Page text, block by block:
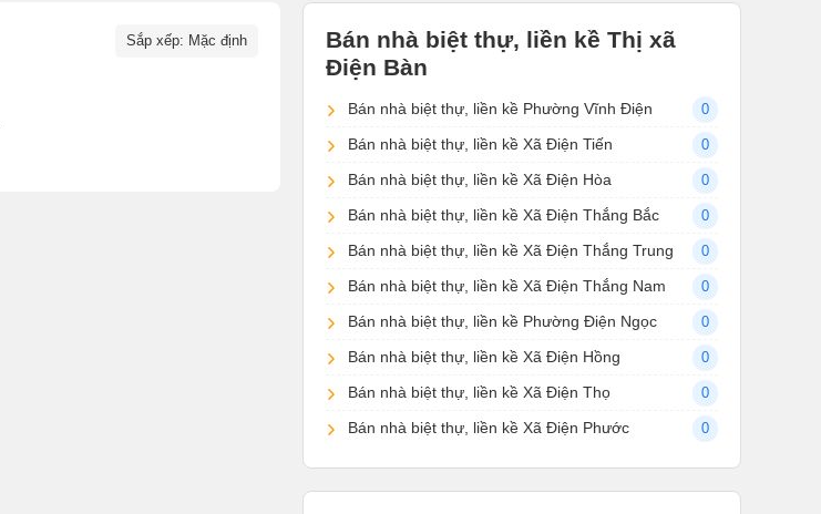
Sắp xếp: Mặc định
Bán nhà biệt thự, liền kề Thị xã
Điện Bàn
Bán nhà biệt thự, liền kề Phường Vĩnh Điện 0
Bán nhà biệt thự, liền kề Xã Điện Tiến 0
Bán nhà biệt thự, liền kề Xã Điện Hòa 0
Bán nhà biệt thự, liền kề Xã Điện Thắng Bắc 0
Bán nhà biệt thự, liền kề Xã Điện Thắng Trung 0
Bán nhà biệt thự, liền kề Xã Điện Thắng Nam 0
Bán nhà biệt thự, liền kề Phường Điện Ngọc 0
Bán nhà biệt thự, liền kề Xã Điện Hồng 0
Bán nhà biệt thự, liền kề Xã Điện Thọ 0
Bán nhà biệt thự, liền kề Xã Điện Phước 0